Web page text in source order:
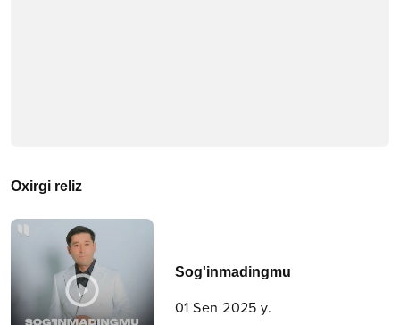
Oxirgi reliz
Sog'inmadingmu
01 Sen 2025 y.